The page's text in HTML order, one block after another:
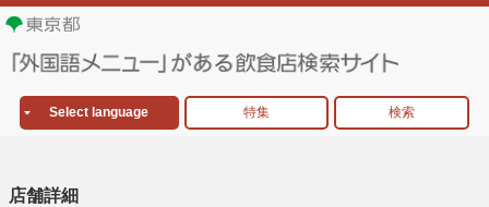
Select language 特集 検索
店舗詳細